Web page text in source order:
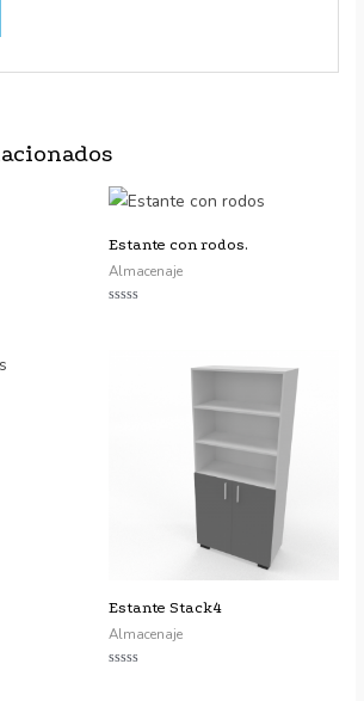
Estante con rodos.
Almacenaje
Estante Stack4
Almacenaje